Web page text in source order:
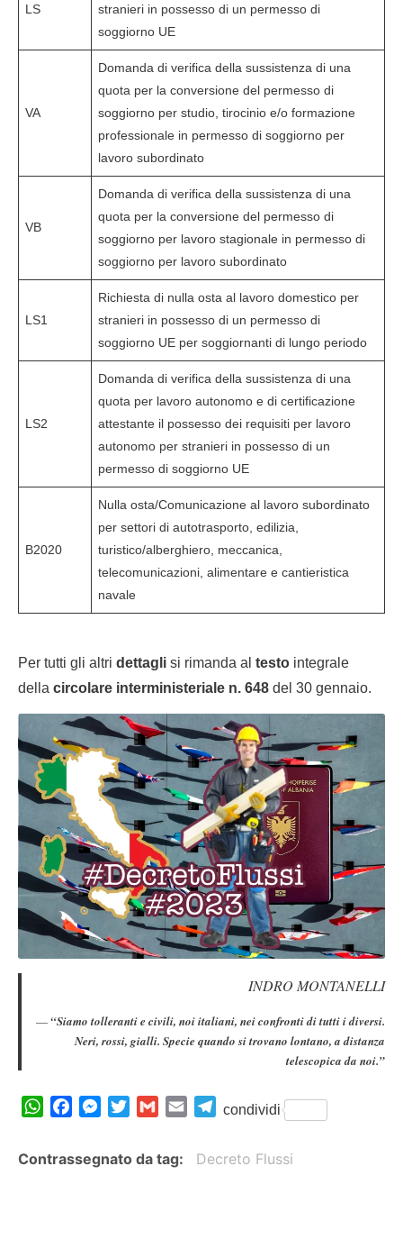
LS
stranieri in possesso di un permesso di
soggiorno UE
VA
Domanda di verifica della sussistenza di una
quota per la conversione del permesso di
soggiorno per studio, tirocinio e/o formazione
professionale in permesso di soggiorno per
lavoro subordinato
VB
Domanda di verifica della sussistenza di una
quota per la conversione del permesso di
soggiorno per lavoro stagionale in permesso di
soggiorno per lavoro subordinato
LS1
Richiesta di nulla osta al lavoro domestico per
stranieri in possesso di un permesso di
soggiorno UE per soggiornanti di lungo periodo
LS2
Domanda di verifica della sussistenza di una
quota per lavoro autonomo e di certificazione
attestante il possesso dei requisiti per lavoro
autonomo per stranieri in possesso di un
permesso di soggiorno UE
B2020
Nulla osta/Comunicazione al lavoro subordinato
per settori di autotrasporto, edilizia,
turistico/alberghiero, meccanica,
telecomunicazioni, alimentare e cantieristica
navale
Per tutti gli altri dettagli si rimanda al testo integrale
della circolare interministeriale n. 648 del 30 gennaio.
INDRO MONTANELLI
“Siamo tolleranti e civili, noi italiani, nei confronti di tutti i diversi.
Neri, rossi, gialli. Specie quando si trovano lontano, a distanza
telescopica da noi.”
W
M
G
Tcondividi
Contrassegnato da tag Decreto Flussi